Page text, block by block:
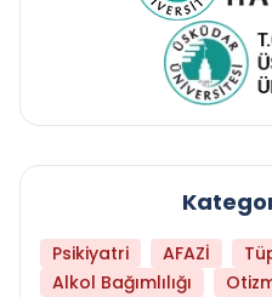
Psikiyatri AFAZİ
Alkol Bağımlılığı